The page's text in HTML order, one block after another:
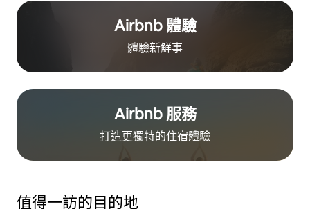
Airbnb 體驗
體驗新鮮事
Airbnb 服務
打造更獨特的住⁠宿⁠體⁠驗
值得一訪的目的地